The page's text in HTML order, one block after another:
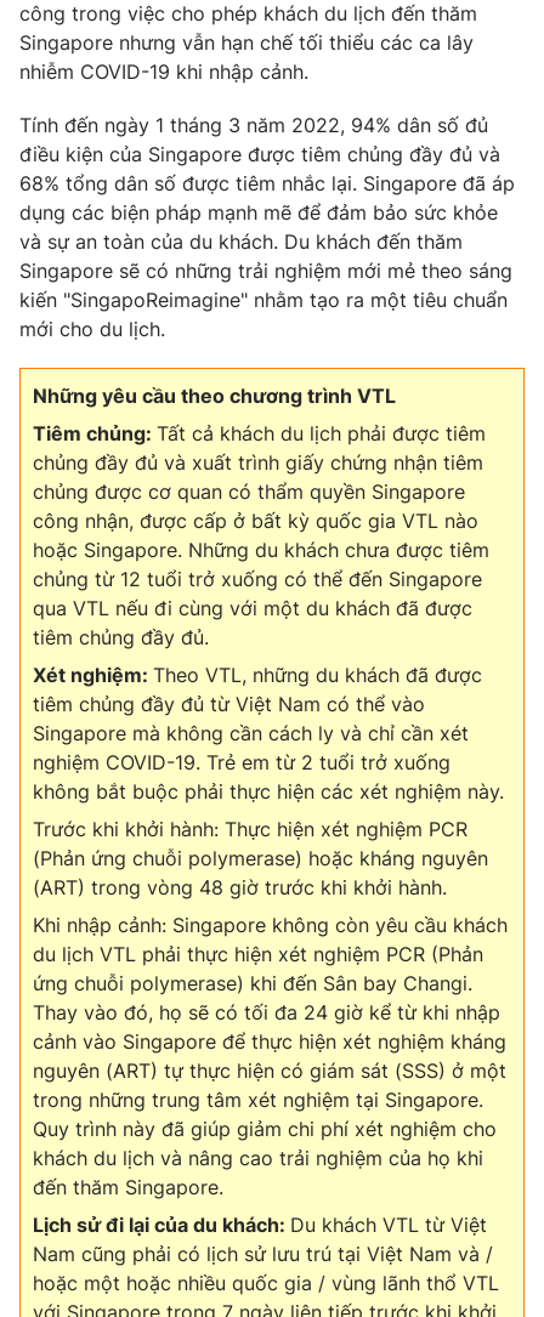
Giấy phép hoạt động báo in và báo điện tử số 483/GP-BTTTT
cấp ngày 29/12/2023
Tổng Biên tập:Vũ Thanh Thủy
Nguyễn Trọng Ninh
Tổng đài VTV:024.38 355 931 - 024.38 355 932
Ðiện thoại Thời báo VTV: 024.66 897 897
Email:
toasoan@vtv.vn
Liên hệ quảng cáo: 024-7300.7108
® Cấm sao chép dưới mọi hình thức nếu không có sự chấp
thuận bằng văn bản. Ghi rõ nguồn VTV.vn khi phát hành lại
thông tin từ website này.
công trong việc cho phép khách du lịch đến thăm
Singapore nhưng vẫn hạn chế tối thiểu các ca lây
nhiễm COVID-19 khi nhập cảnh.
Tính đến ngày 1 tháng 3 năm 2022, 94% dân số đủ
điều kiện của Singapore được tiêm chủng đầy đủ và
68% tổng dân số được tiêm nhắc lại. Singapore đã áp
dụng các biện pháp mạnh mẽ để đảm bảo sức khỏe
và sự an toàn của du khách. Du khách đến thăm
Singapore sẽ có những trải nghiệm mới mẻ theo sáng
kiến "SingapoReimagine" nhằm tạo ra một tiêu chuẩn
mới cho du lịch.
Những yêu cầu theo chương trình VTL
Tiêm chủng: Tất cả khách du lịch phải được tiêm
chủng đầy đủ và xuất trình giấy chứng nhận tiêm
chủng được cơ quan có thẩm quyền Singapore
công nhận, được cấp ở bất kỳ quốc gia VTL nào
hoặc Singapore. Những du khách chưa được tiêm
chủng từ 12 tuổi trở xuống có thể đến Singapore
qua VTL nếu đi cùng với một du khách đã được
tiêm chủng đầy đủ.
Xét nghiệm: Theo VTL, những du khách đã được
tiêm chủng đầy đủ từ Việt Nam có thể vào
Singapore mà không cần cách ly và chỉ cần xét
nghiệm COVID-19. Trẻ em từ 2 tuổi trở xuống
không bắt buộc phải thực hiện các xét nghiệm này.
Trước khi khởi hành: Thực hiện xét nghiệm PCR
(Phản ứng chuỗi polymerase) hoặc kháng nguyên
(ART) trong vòng 48 giờ trước khi khởi hành.
Khi nhập cảnh: Singapore không còn yêu cầu khách
du lịch VTL phải thực hiện xét nghiệm PCR (Phản
ứng chuỗi polymerase) khi đến Sân bay Changi.
Thay vào đó, họ sẽ có tối đa 24 giờ kể từ khi nhập
cảnh vào Singapore để thực hiện xét nghiệm kháng
nguyên (ART) tự thực hiện có giám sát (SSS) ở một
trong những trung tâm xét nghiệm tại Singapore.
Quy trình này đã giúp giảm chi phí xét nghiệm cho
khách du lịch và nâng cao trải nghiệm của họ khi
đến thăm Singapore.
Lịch sử đi lại của du khách: Du khách VTL từ Việt
Nam cũng phải có lịch sử lưu trú tại Việt Nam và /
hoặc một hoặc nhiều quốc gia / vùng lãnh thổ VTL
với Singapore trong 7 ngày liên tiếp trước khi khởi